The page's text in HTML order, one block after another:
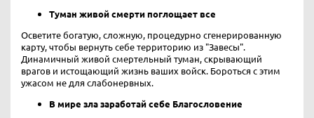
Туман живой смерти поглощает все
Осветите богатую, сложную, процедурно сгенерированную
карту, чтобы вернуть себе территорию из "Завесы".
Динамичный живой смертельный туман, скрывающий
врагов и истощающий жизнь ваших войск. Бороться с этим
ужасом не для слабонервных.
В мире зла заработай себе Благословение